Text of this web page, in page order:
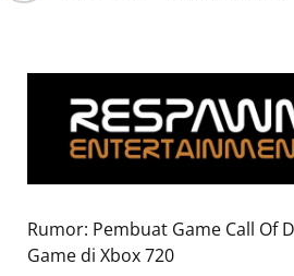
Rumor: Pembuat Game Call Of
Game di Xbox 720